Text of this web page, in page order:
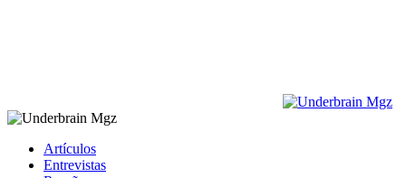
Artículos
Entrevistas